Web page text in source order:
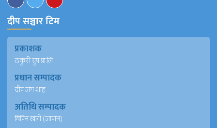
दीप सञ्चार टिम
प्रकाशक
ठकुरी ग्रुप प्रा.लि
प्रधान सम्पादक
दीप जंग शाह
अतिथि सम्पादक
विपिन खत्री (जापान)